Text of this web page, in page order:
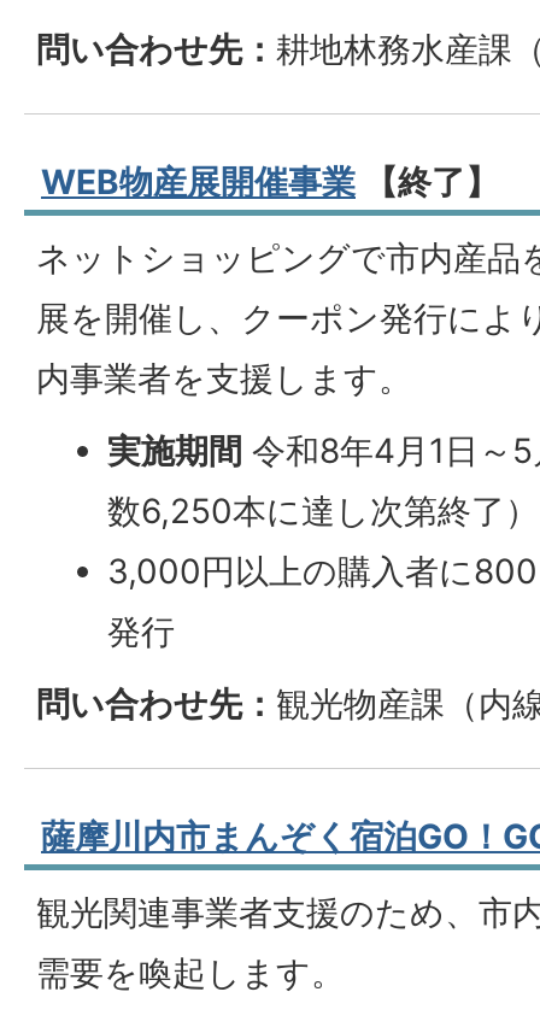
問い合わせ先： 耕地林務水産課
WEB物産展開催事業【終了】
ネットショッピングで市内産品
展を開催し、クーポン発行によ
内事業者を支援します。
実施期間 令和8年4月1日～
数6,250本に達し次第終了）
3,000円以上の購入者に
発行
問い合わせ先： 観光物産課（内
薩摩川内市まんぞく宿泊GO！
観光関連事業者支援のため、市
需要を喚起します。